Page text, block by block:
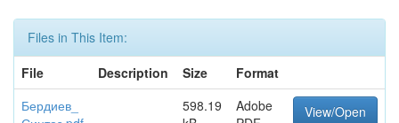
Files in This Item:
File
Description Size
Format
Бердиев_
598.19
Adobe
View/Open